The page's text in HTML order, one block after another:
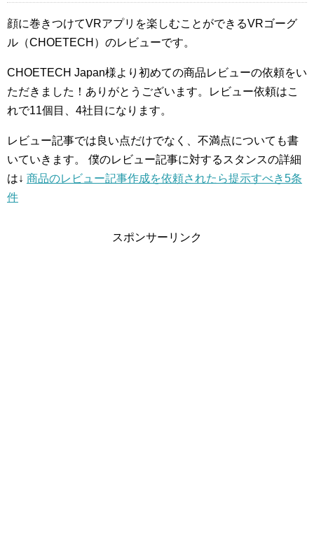
顔に巻きつけてVRアプリを楽しむことができるVRゴーグ
ル（CHOETECH）のレビューです。
CHOETECH Japan様より初めての商品レビューの依頼をい
ただきました！ありがとうございます。レビュー依頼はこ
れで11個目、4社目になります。
レビュー記事では良い点だけでなく、不満点についても書
いていきます。
僕のレビュー記事に対するスタンスの詳細
は↓ 商品のレビュー記事作成を依頼されたら提示すべき5条
件
スポンサーリンク